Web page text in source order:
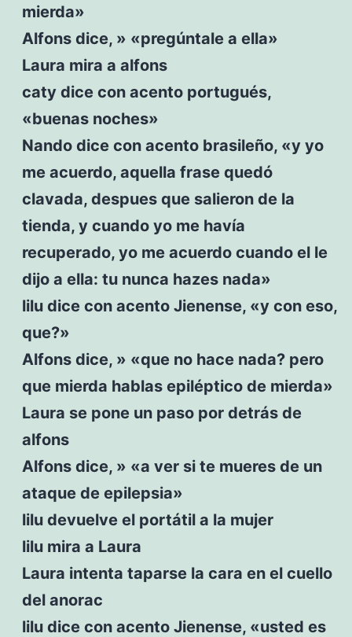
mierda»
Alfons dice, » «pregúntale a ella»
Laura mira a alfons
caty dice con acento portugués,
«buenas noches»
Nando dice con acento brasileño, «y yo
me acuerdo, aquella frase quedó
clavada, despues que salieron de la
tienda, y cuando yo me havía
recuperado, yo me acuerdo cuando el le
dijo a ella: tu nunca hazes nada»
lilu dice con acento Jienense, «y con eso,
que?»
Alfons dice, » «que no hace nada? pero
que mierda hablas epiléptico de mierda»
Laura se pone un paso por detrás de
alfons
Alfons dice, » «a ver si te mueres de un
ataque de epilepsia»
lilu devuelve el portátil a la mujer
lilu mira a Laura
Laura intenta taparse la cara en el cuello
del anorac
lilu dice con acento Jienense, «usted es